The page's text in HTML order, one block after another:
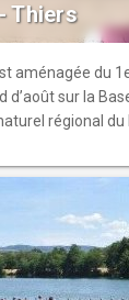
Thiers
aménagée du
sur la
régional du